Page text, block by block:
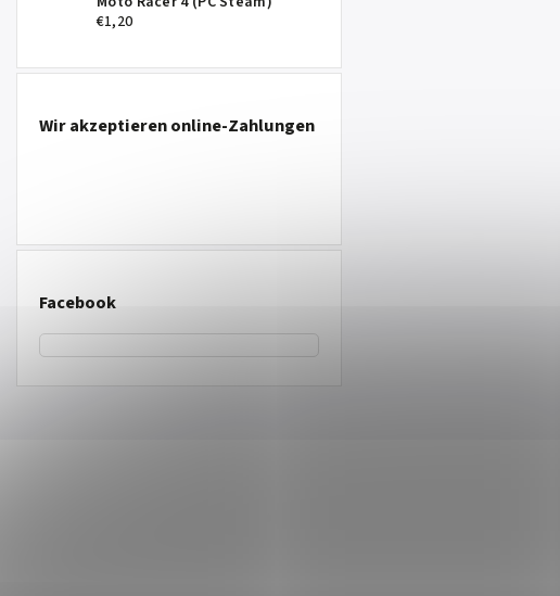
€1,20
Wir akzeptieren online-Zahlungen
Facebook